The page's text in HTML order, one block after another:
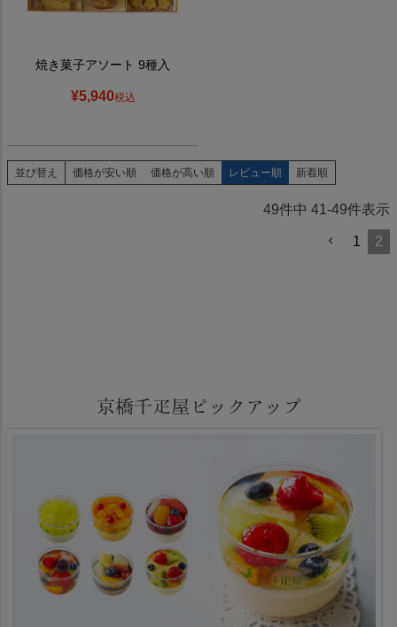
焼き菓子アソート 9種入
¥5,940税込
並び替え 価格が安い順 価格が高い順 レビュー順 新着順
49件中 41 -49件表示
1 2
京橋千疋屋ピックアップ